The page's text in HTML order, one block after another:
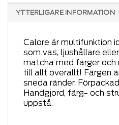
YTTERLIGARE INFORMATION
Calore är multifunktion
som vas, ljushållare
matcha med färger och
till allt överallt! Färgen
sneda ränder.
Handgjord, färg- och
uppstå.